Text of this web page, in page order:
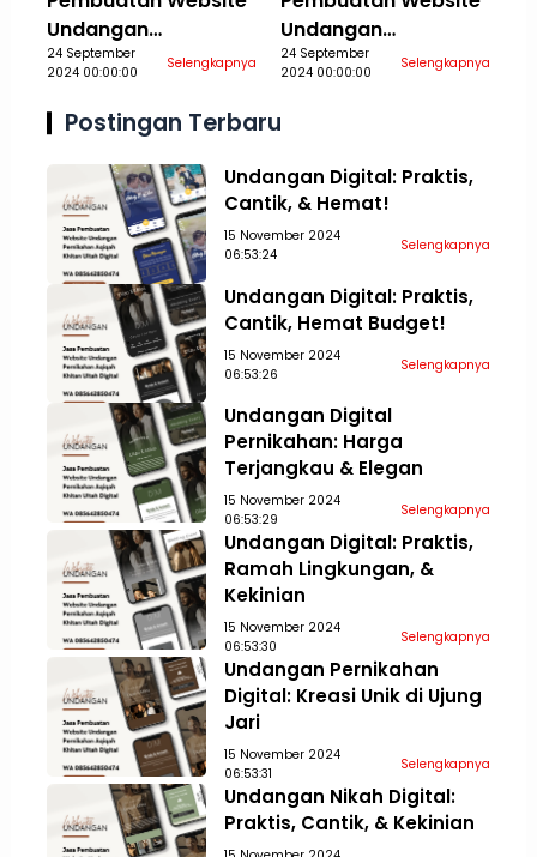
Undangan
Pernikahan Aqiqah
Aceh Tamiang
24 September
2024 00:00:00
Selengkapnya
Undangan
Pernikahan Aqiqah
Aceh Tengah
24 September
2024 00:00:00
Selengkapnya
Postingan Terbaru
Undangan Digital: Praktis,
Cantik, & Hemat!
15 November 2024
06:53:24
Selengkapnya
Undangan Digital: Praktis,
Cantik, Hemat Budget!
15 November 2024
06:53:26
Selengkapnya
Undangan Digital
Pernikahan: Harga
Terjangkau & Elegan
15 November 2024
06:53:29
Selengkapnya
Undangan Digital: Praktis,
Ramah Lingkungan, &
Kekinian
15 November 2024
06:53:30
Selengkapnya
Undangan Pernikahan
Digital: Kreasi Unik di Ujung
Jari
15 November 2024
06:53:31
Selengkapnya
Undangan Nikah Digital:
Praktis, Cantik, & Kekinian